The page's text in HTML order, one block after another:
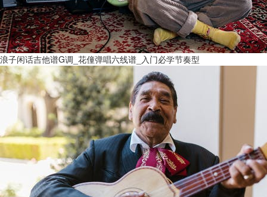
浪子闲话吉他谱G调_花僮弹唱六线谱_入门必学节奏型